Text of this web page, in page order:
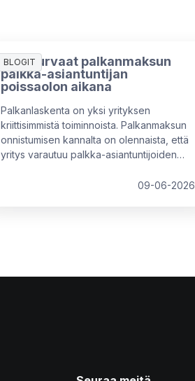
BLOGIT
Näin turvaat palkanmaksun
palkka-asiantuntijan
poissaolon aikana
Palkanlaskenta on yksi yrityksen
kriittisimmistä toiminnoista. Palkanmaksun
onnistumisen kannalta on olennaista, että
yritys varautuu palkka-asiantuntijoiden
09-06-2026